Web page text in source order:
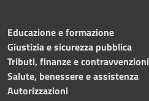
Educazione e formazione
Giustizia e sicurezza pubblica
Tributi, finanze e contravvenzioni
Salute, benessere e assistenza
Autorizzazioni